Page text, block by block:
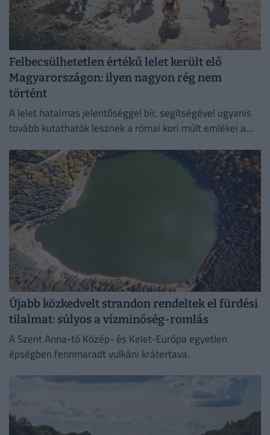
Felbecsülhetetlen értékű lelet került elő
Magyarországon: ilyen nagyon rég nem
történt
A lelet hatalmas jelentőséggel bír, segítségével ugyanis
tovább kutathatók lesznek a római kori múlt emlékei a
Újabb közkedvelt strandon rendeltek el fürdési
tilalmat: súlyos a vízminőség-romlás
A Szent Anna-tó Közép- és Kelet-Európa egyetlen
épségben fennmaradt vulkáni krátertava.